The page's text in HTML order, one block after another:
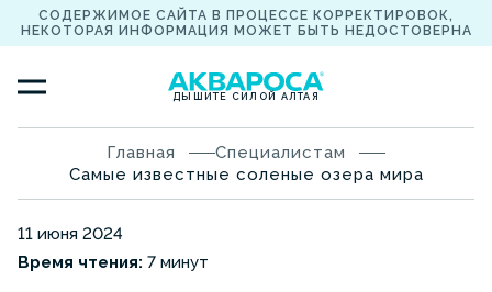
СОДЕРЖИМОЕ САЙТА В ПРОЦЕССЕ КОРРЕКТИРОВОК,
НЕКОТОРАЯ ИНФОРМАЦИЯ МОЖЕТ БЫТЬ НЕДОСТОВЕРНА
ДЫШИТЕ СИЛОЙ АЛТАЯ
Главная
Специалистам
Самые известные соленые озера мира
11 июня 2024
Время чтения: 7 минут